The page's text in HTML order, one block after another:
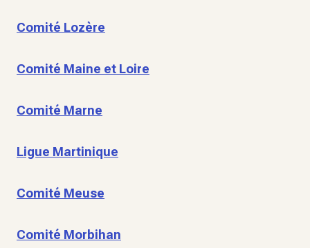
Comité Lozère
Comité Maine et Loire
Comité Marne
Ligue Martinique
Comité Meuse
Comité Morbihan